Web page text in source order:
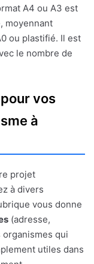
A4 ou A3 est
moyennant
ou plastifié. Il est
le nombre de
vos
à
projet
à divers
vous donne
(adresse,
qui
utiles dans